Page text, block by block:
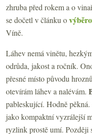
zhruba před rokem a o
se dočetl v článku o
Víně.
Láhev nemá vinětu,
odrůda, jakost a ročník.
přesné místo původu
otevírám láhev a nalévám.
pableskující. Hodně pěkná.
jako kompaktní vyzrálejší
ryzlink prostě umí. Později